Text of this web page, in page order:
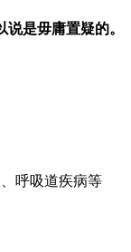
是毋庸置疑的。
呼吸道疾病等